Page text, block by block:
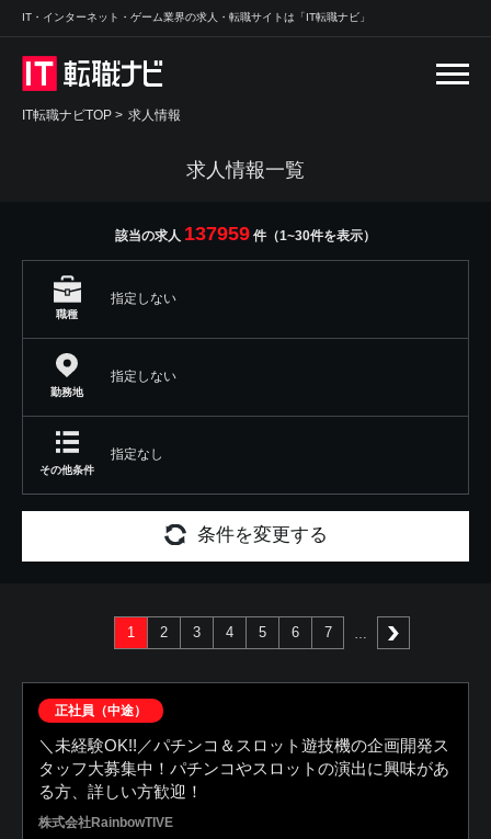
IT・インターネット・ゲーム業界の求人・転職サイトは「IT転職ナビ」
IT転職ナビTOP > 求人情報
求人情報一覧
該当の求人 137959 件（1~30件を表示）
職種
指定しない
勤務地
指定しない
その他条件
指定なし
条件を変更する
1 2 3 4 5 6 7
正社員（中途）
＼未経験OK!!／パチンコ＆スロット遊技機の企画開発ス
タッフ大募集中！パチンコやスロットの演出に興味があ
る方、詳しい方歓迎！
株式会社RainbowTIVE